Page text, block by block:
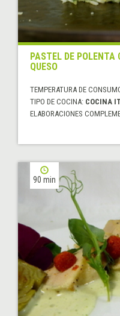
PASTEL DE POLENTA
QUESO
TEMPERATURA DE
TIPO DE COCINA: COCINA
ELABORACIONES
90 min